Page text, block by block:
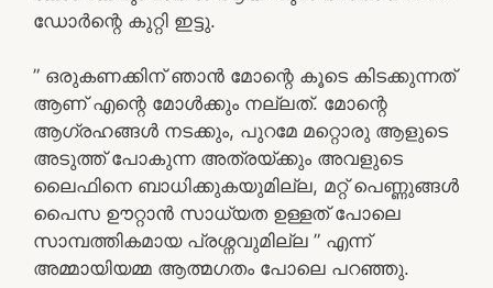
ഡോർന്റെ കുറ്റി ഇട്ടു.
” ഒരുകണക്കിന് ഞാൻ മോന്റെ കൂടെ കിടക്കുന്നത്
ആണ് എന്റെ മോൾക്കും നല്ലത്. മോന്റെ
ആഗ്രഹങ്ങൾ നടക്കും, പുറമേ മറ്റൊരു ആളുടെ
അടുത്ത് പോകുന്ന അത്രയ്ക്കും അവളുടെ
ലൈഫിനെ ബാധിക്കുകയുമില്ല, മറ്റ് പെണ്ണുങ്ങൾ
പൈസ ഊറ്റാൻ സാധ്യത ഉള്ളത് പോലെ
സാമ്പത്തികമായ പ്രശ്നവുമില്ല ” എന്ന്
അമ്മായിയമ്മ ആത്മഗതം പോലെ പറഞ്ഞു.